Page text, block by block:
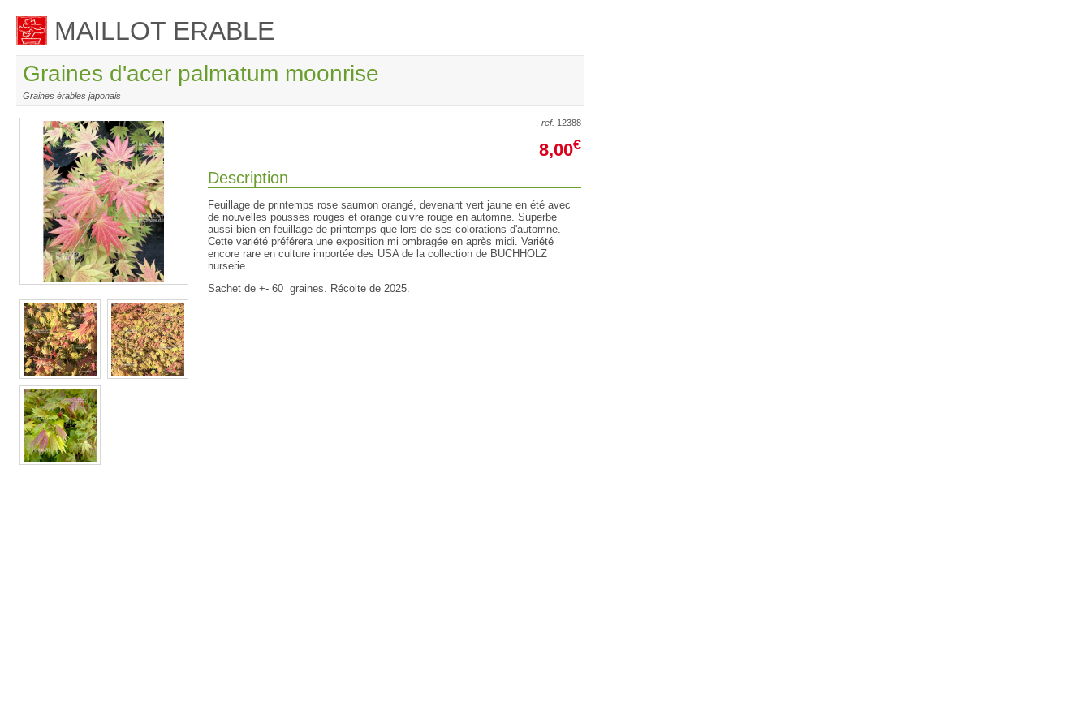
MAILLOT ERABLE
Graines d'acer palmatum moonrise
Graines érables japonais
ref. 12388
8,00€
Description
Feuillage de printemps rose saumon orangé, devenant vert jaune en été avec
de nouvelles pousses rouges et orange cuivre rouge en automne. Superbe
aussi bien en feuillage de printemps que lors de ses colorations d'automne.
Cette variété préférera une exposition mi ombragée en après midi. Variété
encore rare en culture importée des USA de la collection de BUCHHOLZ
nurserie.
Sachet de +- 60 graines. Récolte de 2025.